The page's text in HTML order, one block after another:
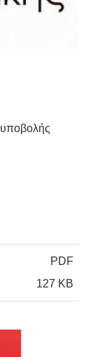
υποβολής
PDF
127 KB